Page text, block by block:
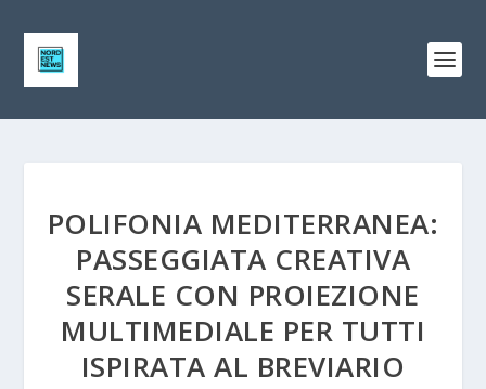
POLIFONIA MEDITERRANEA:
PASSEGGIATA CREATIVA
SERALE CON PROIEZIONE
MULTIMEDIALE PER TUTTI
ISPIRATA AL BREVIARIO